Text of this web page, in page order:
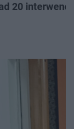
20